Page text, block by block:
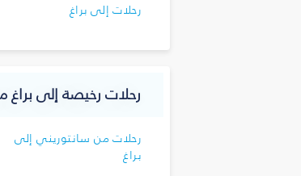
رحلات إلى براغ
رحلات رخيصة إلى براغ
رحلات من سانتوريني إلى
براغ